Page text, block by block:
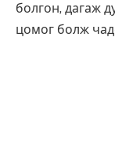
болгон, дагаж
цомог болж